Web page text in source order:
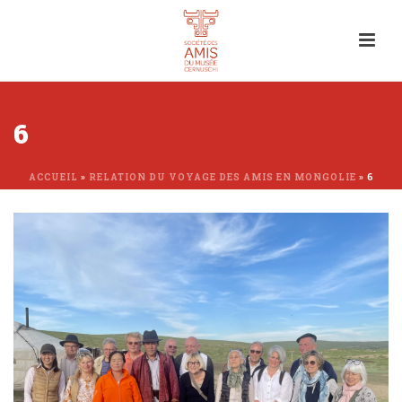
6
ACCUEIL » RELATION DU VOYAGE DES AMIS EN MONGOLIE » 6